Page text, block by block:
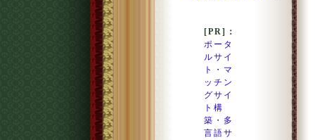
[PR]：
ポータ
ルサイ
ト・マ
ッチン
グサイ
ト構
築・多
言語サ